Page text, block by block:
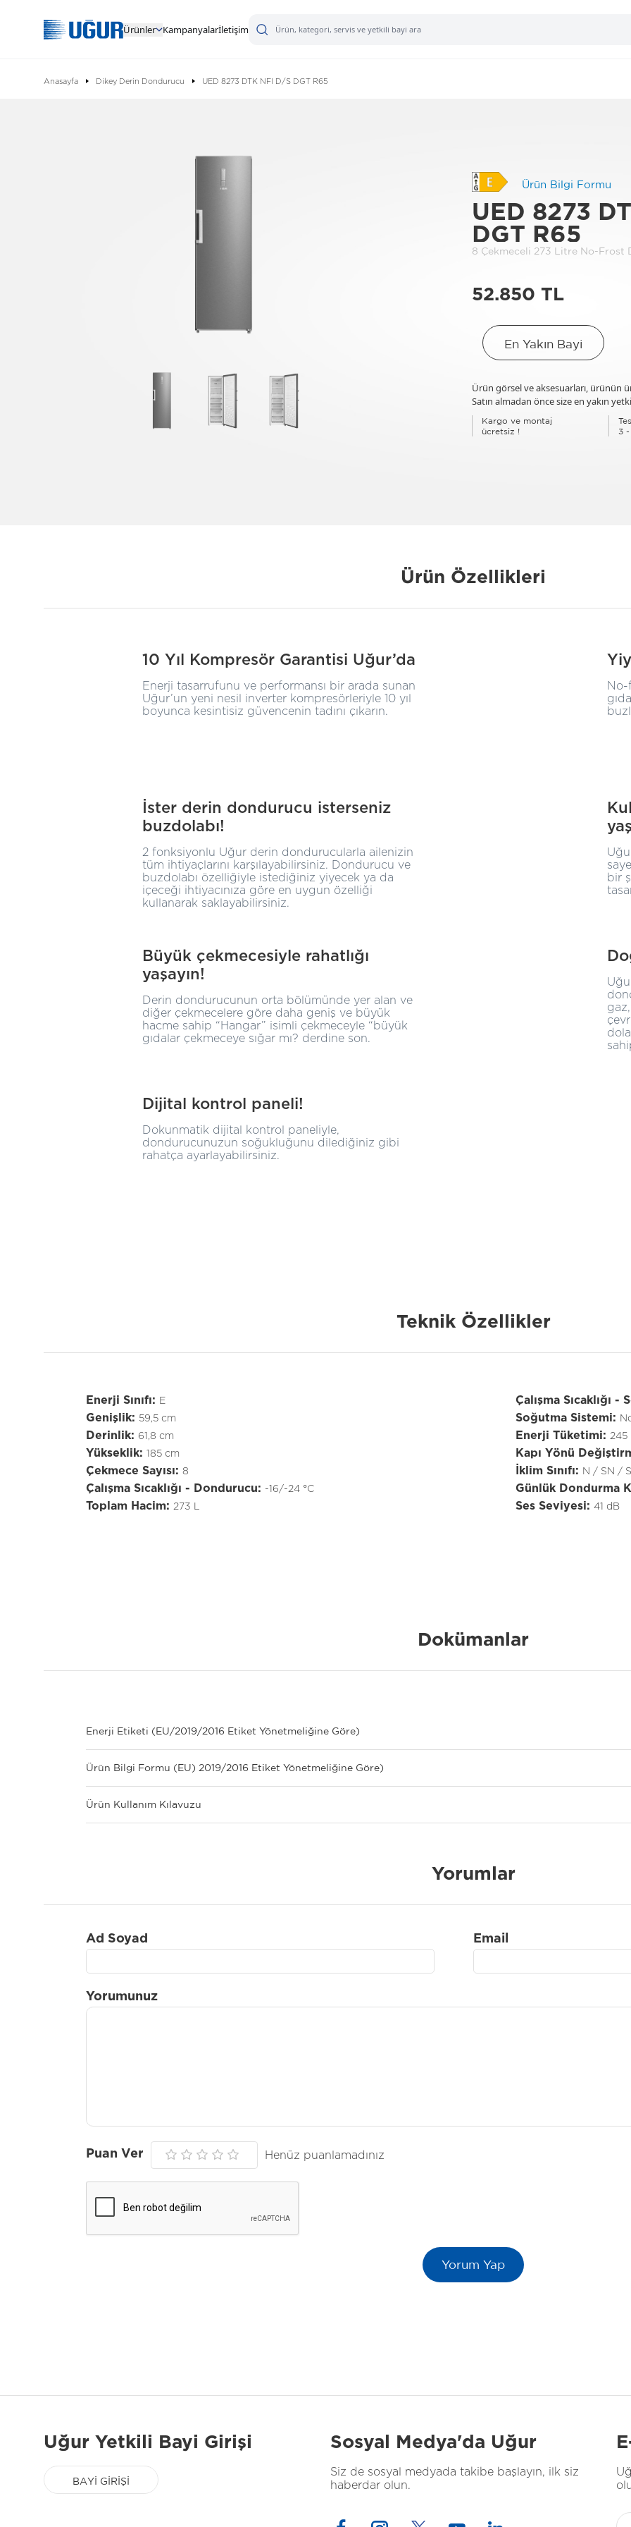
Ürünler Kampanyalarİletişim
Anasayfa Dikey Derin Dondurucu UED 8273 DTK NFI D/S DGT R65
Ürün Bilgi Formu
UED 8273
DGT R65
8 Çekmeceli 273 Litre No-
52.850 TL
En Yakın Bayi
Ürün görsel ve aksesuarları, ürünün
Satın almadan önce size en yakın
Kargo ve montaj
ücretsiz !
3 -
Ürün Özellikleri
10 Yıl Kompresör Garantisi Uğur’da
Enerji tasarrufunu ve performansı bir arada sunan
Uğur’un yeni nesil inverter kompresörleriyle 10 yıl
boyunca kesintisiz güvencenin tadını çıkarın.
No-
İster derin dondurucu isterseniz
buzdolabı!
2 fonksiyonlu Uğur derin dondurucularla ailenizin
tüm ihtiyaçlarını karşılayabilirsiniz. Dondurucu ve
buzdolabı özelliğiyle istediğiniz yiyecek ya da
içeceği ihtiyacınıza göre en uygun özelliği
kullanarak saklayabilirsiniz.
bir
Büyük çekmecesiyle rahatlığı
yaşayın!
Derin dondurucunun orta bölümünde yer alan ve
diğer çekmecelere göre daha geniş ve büyük
hacme sahip “Hangar” isimli çekmeceyle “büyük
gıdalar çekmeceye sığar mı? derdine son.
Dijital kontrol paneli!
Dokunmatik dijital kontrol paneliyle,
dondurucunuzun soğukluğunu dilediğiniz gibi
rahatça ayarlayabilirsiniz.
Teknik Özellikler
Enerji Sınıfı: E
Genişlik: 59,5 cm
Derinlik: 61,8 cm
Yükseklik: 185 cm
Çekmece Sayısı: 8
Çalışma Sıcaklığı - Dondurucu: -16/-24 °C
Toplam Hacim: 273 L
Çalışma Sıcaklığı -
Soğutma Sistemi:
Enerji Tüketimi: 245
Kapı Yönü
İklim Sınıfı: N / SN /
Günlük Dondurma
Ses Seviyesi: 41 dB
Dokümanlar
Enerji Etiketi (EU/2019/2016 Etiket Yönetmeliğine Göre)
Ürün Bilgi Formu (EU) 2019/2016 Etiket Yönetmeliğine Göre)
Ürün Kullanım Kılavuzu
Yorumlar
Ad Soyad Email
Yorumunuz
Puan Ver Henüz puanlamadınız
Uğur Yetkili Bayi Girişi
BAYİ GİRİŞİ
Sosyal Medya'da Uğur
Siz de sosyal medyada takibe başlayın, ilk siz
haberdar olun.